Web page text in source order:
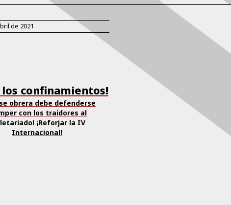
de 2021
los confinamientos!
obrera debe defenderse
con los traidores al
¡Reforjar la IV
Internacional!